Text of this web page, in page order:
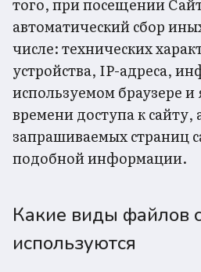
того, при посещении
автоматический сбор
числе: технических
устройства, IP-адреса,
используемом браузере и
времени доступа к сайту,
запрашиваемых страниц
подобной информации.
Какие виды файлов
используются